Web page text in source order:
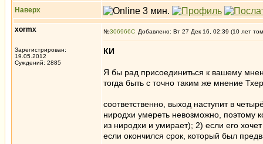
Наверх
xormx
Зарегистрирован:
19.05.2012
Суждений: 2885
№306966 Добавлено: Вт 27 Дек 16, 02:39 (10 лет
КИ
Я бы рад присоединиться к вашему
тогда быть с точно таким же мнение
cоответственно, выход наступит в
ниродхи умереть невозможно, поэтому
из ниродхи и умирает); 2) если его
если окончился срок, который был